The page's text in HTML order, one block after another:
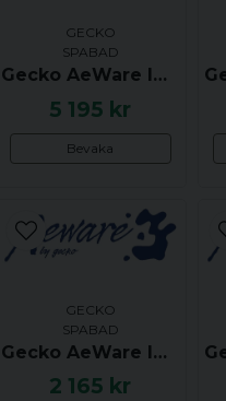
GECKO
SPABAD
Gecko AeWare IN.K18 (TSC-18) S Series Styrpanel
5 195 kr
Bevaka
GECKO
SPABAD
Gecko AeWare IN.K455 Styrpanel för In.Tune - 6 knappar konfigurerbara
2 165 kr